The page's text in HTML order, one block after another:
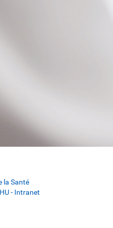
la Santé
- Intranet